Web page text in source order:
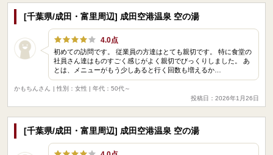
[千葉県/成田・富里周辺] 成田空港温泉 空の湯
4.0点
初めての訪問です。 従業員の方達はとても親切です。 特に食堂の
社員さん達はものすごく感じがよく親切でびっくりしました。 あ
とは、メニューがもう少しあると行く回数も増えるか…
かもちんさん
| 性別：女性 | 年代：50代～
投稿日：2026年1月26日
[千葉県/成田・富里周辺] 成田空港温泉 空の湯